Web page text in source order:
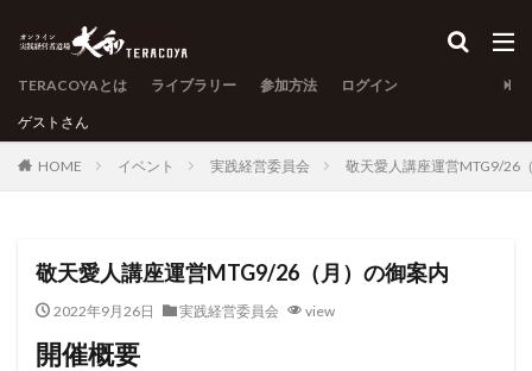
TERACOYAとは ライブラリー 参加方法 ログイン
ゲスト さん
HOME イベント 実践経営委員会 敬天愛人講座運営MTG9/26
敬天愛人講座運営MTG9/26（月）の御案内
2022年9月26日 実践経営委員会 view
開催概要